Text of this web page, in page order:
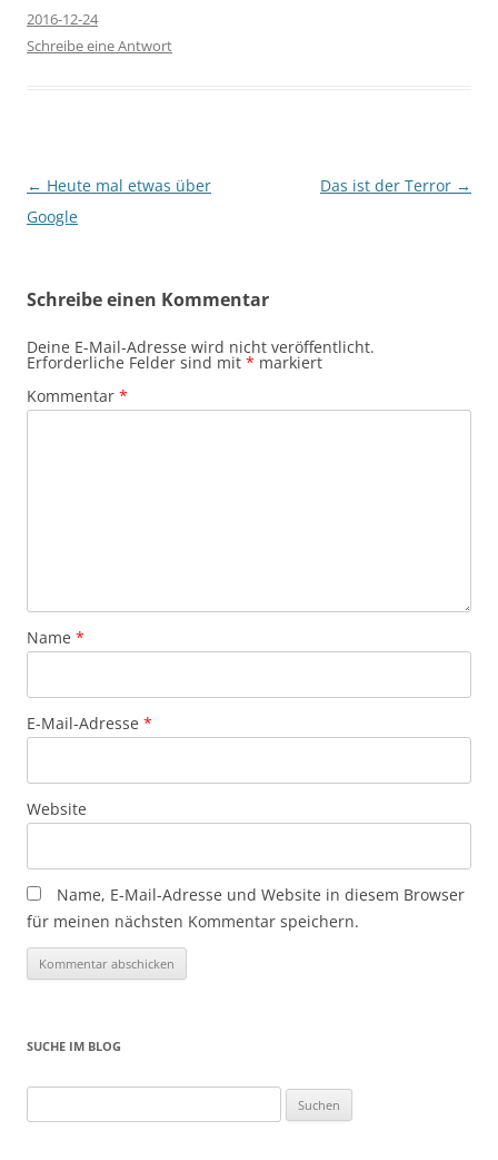
2016-12-24
Schreibe eine Antwort
Beitragsnavigation
← Heute mal etwas über
Google
Das ist der Terror →
Schreibe einen Kommentar
Deine E-Mail-Adresse wird nicht veröffentlicht.
Erforderliche Felder sind mit * markiert
Kommentar *
Name *
E-Mail-Adresse *
Website
Name, E-Mail-Adresse und Website in diesem Browser
für meinen nächsten Kommentar speichern.
SUCHE IM BLOG
nach: